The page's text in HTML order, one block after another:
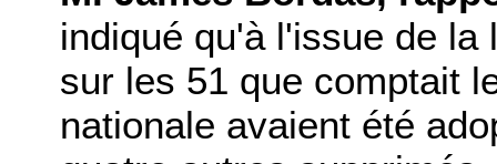
indiqué qu'à l'issue de
sur les 51 que comptait
nationale avaient été